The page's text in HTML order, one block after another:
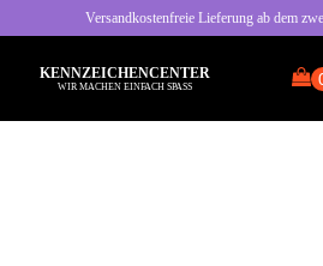
Versandkostenfreie Lieferung ab dem
KENNZEICHENCENTER
WIR MACHEN EINFACH SPASS